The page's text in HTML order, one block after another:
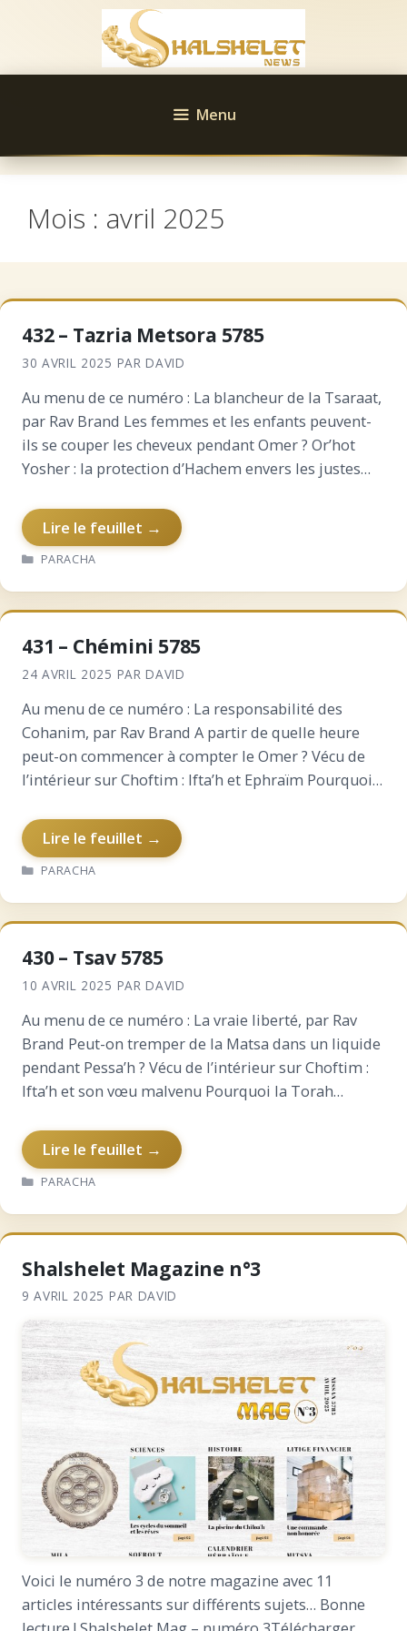
Menu
Mois : avril 2025
432 – Tazria Metsora 5785
30 AVRIL 2025 PAR DAVID
Au menu de ce numéro : La blancheur de la Tsaraat,
par Rav Brand Les femmes et les enfants peuvent-
ils se couper les cheveux pendant Omer ? Or’hot
Yosher : la protection d’Hachem envers les justes
Lire le feuillet →
CATÉGORIES
PARACHA
431 – Chémini 5785
24 AVRIL 2025 PAR DAVID
Au menu de ce numéro : La responsabilité des
Cohanim, par Rav Brand A partir de quelle heure
peut-on commencer à compter le Omer ? Vécu de
l’intérieur sur Choftim : Ifta’h et Ephraïm Pourquoi
Lire le feuillet →
CATÉGORIES
PARACHA
430 – Tsav 5785
10 AVRIL 2025 PAR DAVID
Au menu de ce numéro : La vraie liberté, par Rav
Brand Peut-on tremper de la Matsa dans un liquide
pendant Pessa’h ? Vécu de l’intérieur sur Choftim :
Ifta’h et son vœu malvenu Pourquoi la Torah
Lire le feuillet →
CATÉGORIES
PARACHA
Shalshelet Magazine n°3
9 AVRIL 2025 PAR DAVID
Voici le numéro 3 de notre magazine avec 11
articles intéressants sur différents sujets… Bonne